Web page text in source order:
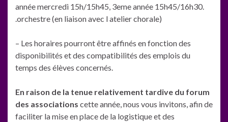
année mercredi 15h/15h45, 3eme année 15h45/16h30.
.orchestre (en liaison avec l atelier chorale)
– Les horaires pourront être affinés en fonction des
disponibilités et des compatibilités des emplois du
temps des élèves concernés.
En raison de la tenue relativement tardive du forum
des associations cette année, nous vous invitons, afin de
faciliter la mise en place de la logistique et des